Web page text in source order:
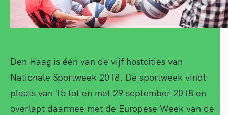
Den Haag is één van de vijf hostcities van
Nationale Sportweek 2018. De sportweek vindt
plaats van 15 tot en met 29 september 2018 en
overlapt daarmee met de Europese Week van de